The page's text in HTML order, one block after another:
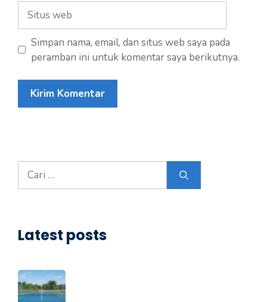
Situs
web
Simpan nama, email, dan situs web saya pada
peramban ini untuk komentar saya berikutnya.
Cari
untuk:
Latest posts